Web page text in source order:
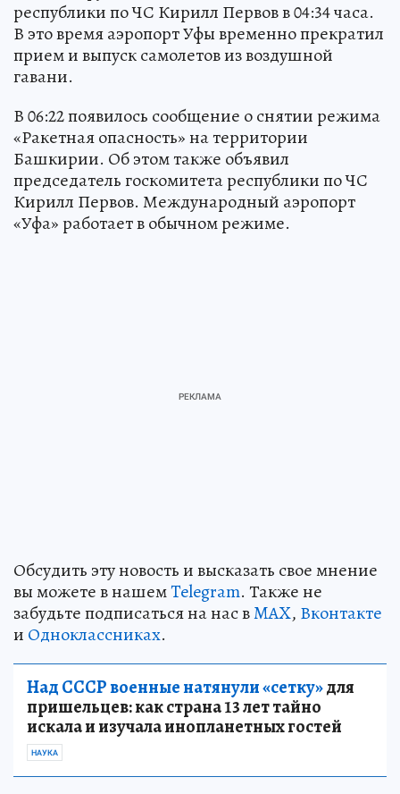
республики по ЧС Кирилл Первов в 04:34 часа.
В это время аэропорт Уфы временно прекратил
прием и выпуск самолетов из воздушной
гавани.
В 06:22 появилось сообщение о снятии режима
«Ракетная опасность» на территории
Башкирии. Об этом также объявил
председатель госкомитета республики по ЧС
Кирилл Первов. Международный аэропорт
«Уфа» работает в обычном режиме.
Обсудить эту новость и высказать свое мнение
вы можете в нашемTelegram. Также не
забудьте подписаться на нас вMAX, Вконтакте
и Одноклассниках.
Над СССР военные натянули «сетку»для
пришельцев: как страна 13 лет тайно
искала и изучала инопланетных гостей
НАУКА